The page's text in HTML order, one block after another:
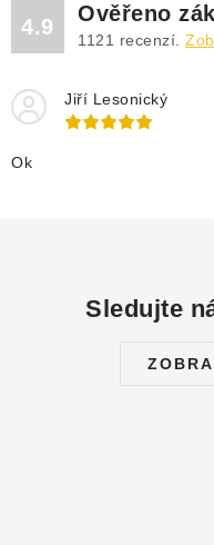
4.9
Ověřeno
1121 recenzí.
Jiří Lesonický
Ok
Sledujte